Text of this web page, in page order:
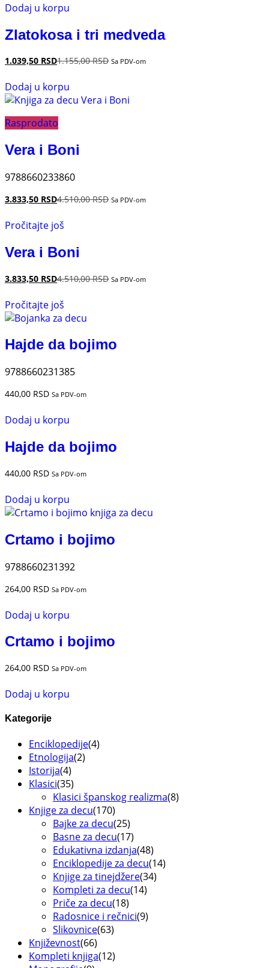
Dodaj u korpu
Zlatokosa i tri medveda
1.039,50 RSD1.155,00RSD Sa PDV-om
Dodaj u korpu
Rasprodato
Vera i Boni
9788660233860
3.833,50 RSD4.510,00RSD Sa PDV-om
Pročitajte još
Vera i Boni
3.833,50 RSD4.510,00RSD Sa PDV-om
Pročitajte još
Hajde da bojimo
9788660231385
440,00 RSD Sa PDV-om
Dodaj u korpu
Hajde da bojimo
440,00 RSD Sa PDV-om
Dodaj u korpu
Crtamo i bojimo
9788660231392
264,00 RSD Sa PDV-om
Dodaj u korpu
Crtamo i bojimo
264,00 RSD Sa PDV-om
Dodaj u korpu
Kategorije
Enciklopedije(4)
Etnologija(2)
Istorija(4)
Klasici(35)
Klasici španskog realizma(8)
Knjige za decu(170)
Bajke za decu(25)
Basne za decu(17)
Edukativna izdanja(48)
Enciklopedije za decu(14)
Knjige za tinejdžere(34)
Kompleti za decu(14)
Priče za decu(18)
Radosnice i rečnici(9)
Slikovnice(63)
Književnost(66)
Kompleti knjiga(12)